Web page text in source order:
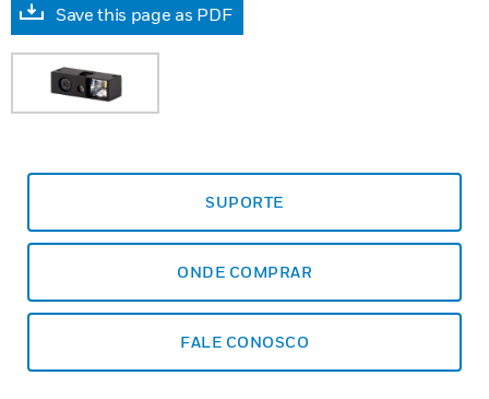
Save this page as PDF
SUPORTE
ONDE COMPRAR
FALE CONOSCO